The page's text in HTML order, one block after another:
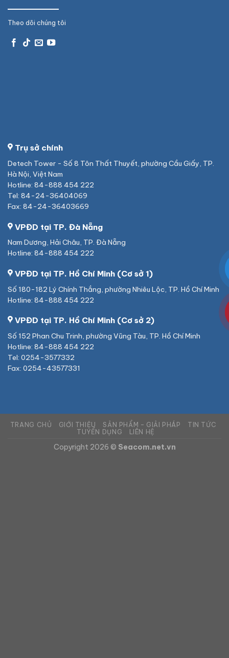
Theo dõi chúng tôi
Trụ sở chính
Detech Tower - Số 8 Tôn Thất Thuyết, phường Cầu Giấy, TP.
Hà Nội, Việt Nam
Hotline: 84-888 454 222
Tel: 84-24-36404069
Fax: 84-24-36403669
VPĐD tại TP. Đà Nẵng
Nam Dương, Hải Châu, TP. Đà Nẵng
Hotline: 84-888 454 222
VPĐD tại TP. Hồ Chí Minh (Cơ sở 1)
Số 180-182 Lý Chính Thắng, phường Nhiêu Lộc, TP. Hồ Chí Minh
Hotline: 84-888 454 222
VPĐD tại TP. Hồ Chí Minh (Cơ sở 2)
Số 152 Phan Chu Trinh, phường Vũng Tàu, TP. Hồ Chí Minh
Hotline: 84-888 454 222
Tel: 0254-3577332
Fax: 0254-43577331
TRANG CHỦ GIỚI THIỆU SẢN PHẨM – GIẢI PHÁP
TIN TỨC
TUYỂN DỤNG
LIÊN HỆ
Copyright 2026 © Seacom.net.vn